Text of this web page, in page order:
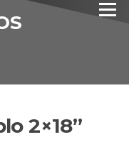
Menu
2×18”